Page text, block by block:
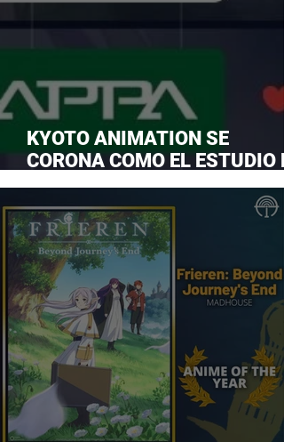
KYOTO ANIMATION SE
CORONA COMO EL ESTUDIO
ANIME FAVORITO Y LE ROBA
CORONA A MAPPA